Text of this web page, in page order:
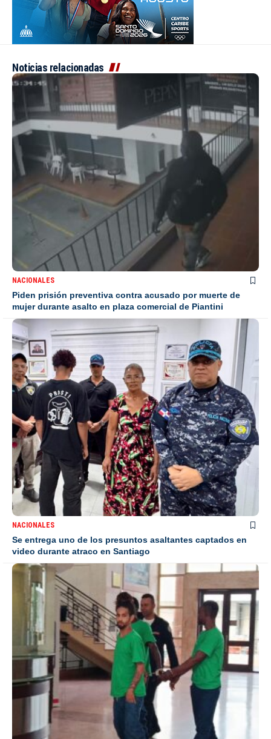
Noticias relacionadas
NACIONALES
Piden prisión preventiva contra acusado por muerte de
mujer durante asalto en plaza comercial de Piantini
NACIONALES
Se entrega uno de los presuntos asaltantes captados en
video durante atraco en Santiago